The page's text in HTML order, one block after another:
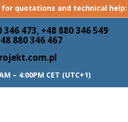
quotations and technical help:
346 473, +48 880 346 549
880 346 467
– 4:00PM CET (UTC+1)